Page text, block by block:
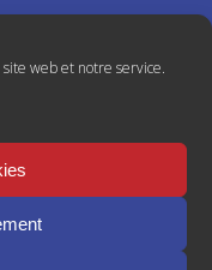
web et notre service.